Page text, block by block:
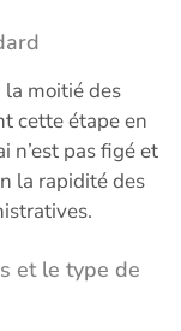
la moitié des
cette étape en
n’est pas figé et
la rapidité des
et le type de